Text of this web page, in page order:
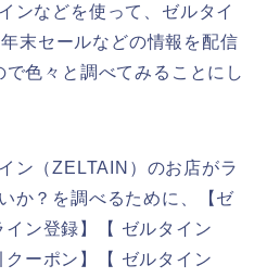
ンなどを使って、ゼルタイ
末セールなどの情報を配信
色々と調べてみることにし
ン（ZELTAIN）のお店がラ
か？を調べるために、【ゼ
ン登録】【 ゼルタイン
クーポン】【 ゼルタイン